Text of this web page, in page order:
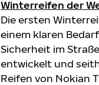
Winterreifen der
Die ersten
einem klaren
Sicherheit im
entwickelt und
Reifen von Nokian